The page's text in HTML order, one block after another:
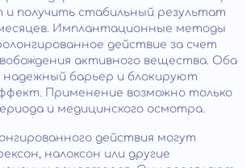
и получить стабильный результат
Имплантационные методы
действие за счет
активного вещества. Оба
надежный барьер и блокируют
Применение возможно только
и медицинского осмотра.
действия могут
налоксон или другие